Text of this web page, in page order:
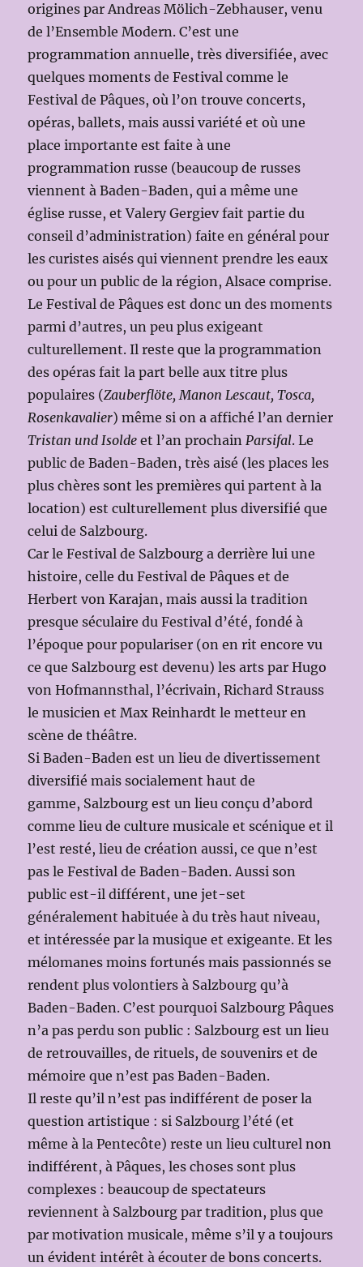
origines par Andreas Mölich-Zebhauser, venu
de l’Ensemble Modern. C’est une
programmation annuelle, très diversifiée, avec
quelques moments de Festival comme le
Festival de Pâques, où l’on trouve concerts,
opéras, ballets, mais aussi variété et où une
place importante est faite à une
programmation russe (beaucoup de russes
viennent à Baden-Baden, qui a même une
église russe, et Valery Gergiev fait partie du
conseil d’administration) faite en général pour
les curistes aisés qui viennent prendre les eaux
ou pour un public de la région, Alsace comprise.
Le Festival de Pâques est donc un des moments
parmi d’autres, un peu plus exigeant
culturellement. Il reste que la programmation
des opéras fait la part belle aux titre plus
populaires (Zauberflöte, Manon Lescaut, Tosca,
Rosenkavalier) même si on a affiché l’an dernier
Tristan und Isolde et l’an prochainParsifal. Le
public de Baden-Baden, très aisé (les places les
plus chères sont les premières qui partent à la
location) est culturellement plus diversifié que
celui de Salzbourg.
Car le Festival de Salzbourg a derrière lui une
histoire, celle du Festival de Pâques et de
Herbert von Karajan, mais aussi la tradition
presque séculaire du Festival d’été, fondé à
l’époque pour populariser (on en rit encore vu
ce que Salzbourg est devenu) les arts par Hugo
von Hofmannsthal, l’écrivain, Richard Strauss
le musicien et Max Reinhardt le metteur en
scène de théâtre.
Si Baden-Baden est un lieu de divertissement
diversifié mais socialement haut de
gamme, Salzbourg est un lieu conçu d’abord
comme lieu de culture musicale et scénique et il
l’est resté, lieu de création aussi, ce que n’est
pas le Festival de Baden-Baden. Aussi son
public est-il différent, une jet-set
généralement habituée à du très haut niveau,
et intéressée par la musique et exigeante. Et les
mélomanes moins fortunés mais passionnés se
rendent plus volontiers à Salzbourg qu’à
Baden-Baden. C’est pourquoi Salzbourg Pâques
n’a pas perdu son public : Salzbourg est un lieu
de retrouvailles, de rituels, de souvenirs et de
mémoire que n’est pas Baden-Baden.
Il reste qu’il n’est pas indifférent de poser la
question artistique : si Salzbourg l’été (et
même à la Pentecôte) reste un lieu culturel non
indifférent, à Pâques, les choses sont plus
complexes : beaucoup de spectateurs
reviennent à Salzbourg par tradition, plus que
par motivation musicale, même s’il y a toujours
un évident intérêt à écouter de bons concerts.